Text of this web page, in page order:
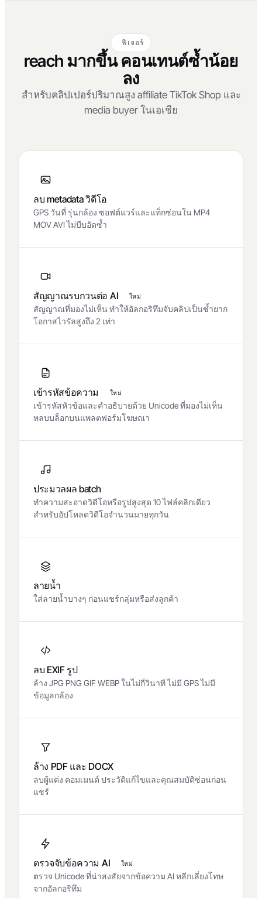
ฟีเจอร์
reach มากขึ้น คอนเทนต์ซ้ำน้อย
ลง
สำหรับคลิปเปอร์ปริมาณสูง affiliate TikTok Shop และ
media buyer ในเอเชีย
ลบ metadata วิดีโอ
GPS วันที่ รุ่นกล้อง ซอฟต์แวร์และแท็กซ่อนใน MP4
MOV AVI ไม่บีบอัดซ้ำ
สัญญาณรบกวนต่อ AI ใหม่
สัญญาณที่มองไม่เห็น ทำให้อัลกอริทึมจับคลิปเป็นซ้ำยาก
โอกาสไวรัลสูงถึง 2 เท่า
เข้ารหัสข้อความ ใหม่
เข้ารหัสหัวข้อและคำอธิบายด้วย Unicode ที่มองไม่เห็น
หลบบล็อกบนแพลตฟอร์มโฆษณา
ประมวลผล batch
ทำความสะอาดวิดีโอหรือรูปสูงสุด 10 ไฟล์คลิกเดียว
สำหรับอัปโหลดวิดีโอจำนวนมายทุกวัน
ลายน้ำ
ใส่ลายน้ำบางๆ ก่อนแชร์กลุ่มหรือส่งลูกค้า
ลบ EXIF รูป
ล้าง JPG PNG GIF WEBP ในไม่กี่วินาที ไม่มี GPS ไม่มี
ข้อมูลกล้อง
ล้าง PDF และ DOCX
ลบผู้แต่ง คอมเมนต์ ประวัติแก้ไขและคุณสมบัติซ่อนก่อน
แชร์
ตรวจจับข้อความ AI ใหม่
ตรวจ Unicode ที่น่าสงสัยจากข้อความ AI หลีกเลี่ยงโทษ
จากอัลกอริทึม